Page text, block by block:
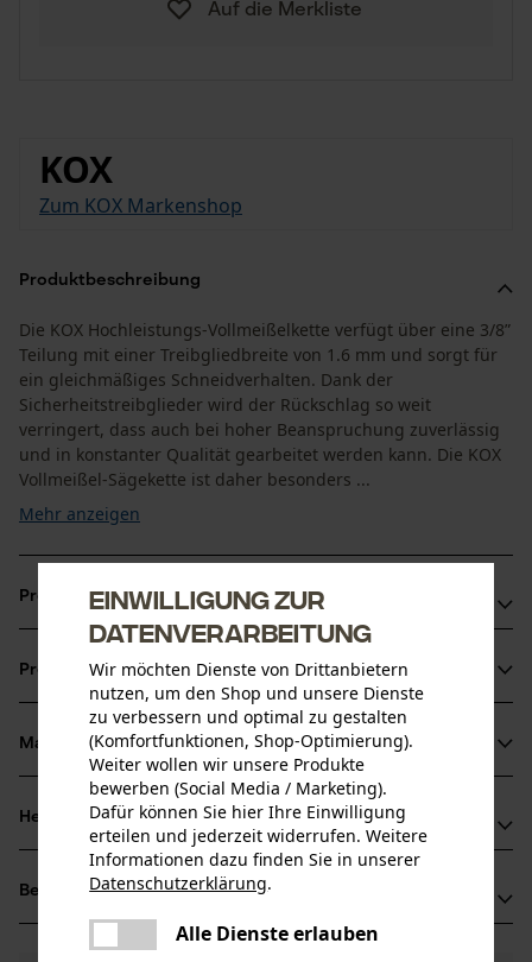
Auf die Merkliste
KOX
Zum KOX Markenshop
Produktbeschreibung
Die KOX Hochleistungs-Vollmeißelkette verfügt über eine 3/8”
Teilung mit einer Treibgliedbreite von 1.6 mm und sorgt für
ein gleichmäßiges Schneidverhalten. Dank der
Sicherheitstreibglieder wird der Rückschlag so weit
verringert, dass auch bei hoher Beanspruchung zuverlässig
und in konstanter Qualität gearbeitet werden kann. Die KOX
Vollmeißel-Sägekette ist daher besonders ...
Mehr anzeigen
Produktvorteile
Schneidgarnitur
Extrem leistungsfähige Vollmeißelzähne
Korrektes Schärfen durch Markierung der Schärfwinkel
auf den Zahndächern der Sägekette
Produktinformationen
Produktdetails
Aktivitätstyp
Altersgruppe
Erwachsener
Material & Pflege
Material
Hauptmaterial
Herstellerinformationen
Oregon Tool GmbH
Lise-Meitner-Str. 4
70736 Fellbach, Deutschland
Mail: info@kox.eu
Bewertungen
Einwilligung zur
Datenverarbeitung
Wir möchten Dienste von Drittanbietern
nutzen, um den Shop und unsere Dienste
zu verbessern und optimal zu gestalten
(Komfortfunktionen, Shop-Optimierung).
Weiter wollen wir unsere Produkte
bewerben (Social Media / Marketing).
Dafür können Sie hier Ihre Einwilligung
erteilen und jederzeit widerrufen. Weitere
Informationen dazu finden Sie in unserer
Datenschutzerklärung.
Alle Dienste erlauben
Es ist ein Fehler aufgetreten. Bitte
versuchen Sie es erneut.